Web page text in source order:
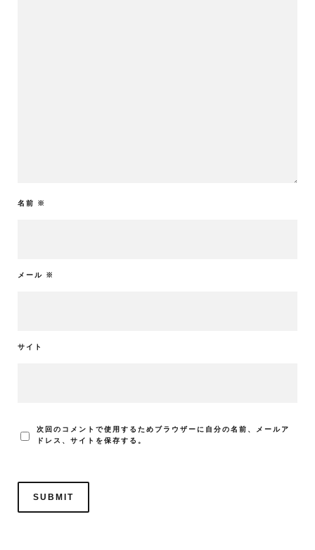
名前 ※
メール ※
サイト
次回のコメントで使用するためブラウザーに自分の名前、メールア
ドレス、サイトを保存する。